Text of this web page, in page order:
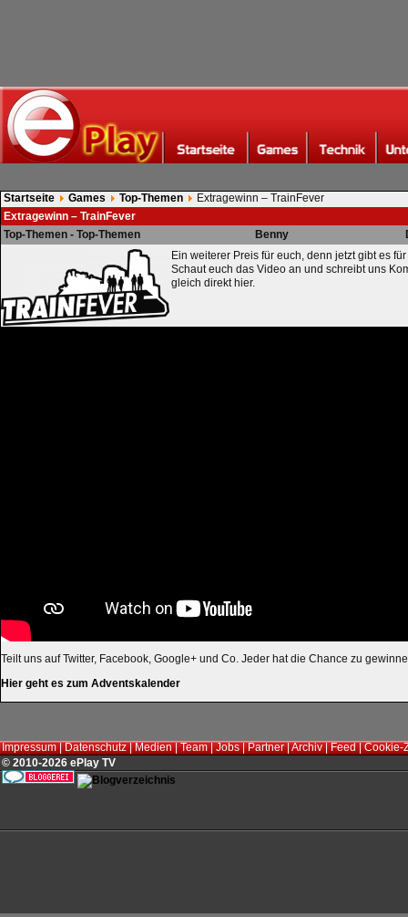
Startseite Games Top-Themen
Extragewinn – TrainFever
Extragewinn – TrainFever
Top-Themen - Top-Themen
Benny
Ein weiterer Preis für euch, denn jetzt gibt es
Schaut euch das Video an und schreibt uns
gleich direkt hier.
Teilt uns auf Twitter, Facebook, Google+ und Co. Jeder hat die Chance zu
Hier geht es zum Adventskalender
Impressum|Datenschutz|Medien|Team|Jobs|Partner|Archiv|Feed|Cookie-
© 2010-2026 ePlay TV